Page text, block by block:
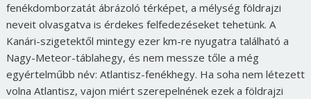
fenékdomborzatát ábrázoló térképet, a mélység földrajzi
neveit olvasgatva is érdekes felfedezéseket tehetünk. A
Kanári-szigetektől mintegy ezer km-re nyugatra található a
Nagy-Meteor-táblahegy, és nem messze tőle a még
egyértelműbb név: Atlantisz-fenékhegy. Ha soha nem létezett
volna Atlantisz, vajon miért szerepelnének ezek a földrajzi